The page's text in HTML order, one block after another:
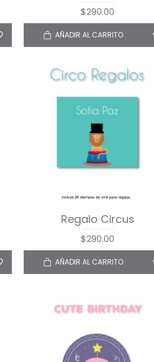
$290.00
AÑADIR AL CARRITO
Regalo Circus
$290.00
AÑADIR AL CARRITO